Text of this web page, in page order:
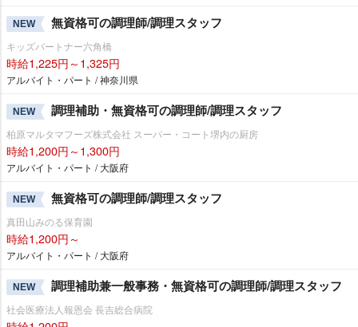
NEW 無資格可の調理師/調理スタッフ
キッズパートナー六角橋
時給1,225円～1,325円
アルバイト・パート / 神奈川県
NEW 調理補助・無資格可の調理師/調理スタッフ
柏原マルタマフーズ株式会社 スーパー・コート堺内の厨房
時給1,200円～1,300円
アルバイト・パート / 大阪府
NEW 無資格可の調理師/調理スタッフ
真田山みのる保育園
時給1,200円～
アルバイト・パート / 大阪府
NEW 調理補助兼一般事務・無資格可の調理師/調理スタッフ
社会医療法人報恩会 長吉総合病院